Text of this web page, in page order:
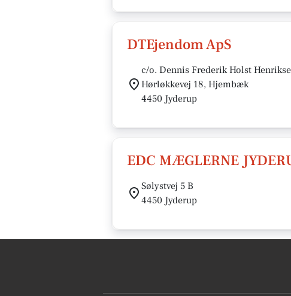
DTEjendom ApS
c/o. Dennis Frederik Holst
Hørløkkevej 18, Hjembæk
4450 Jyderup
EDC MÆGLERNE
Sølystvej 5 B
4450 Jyderup